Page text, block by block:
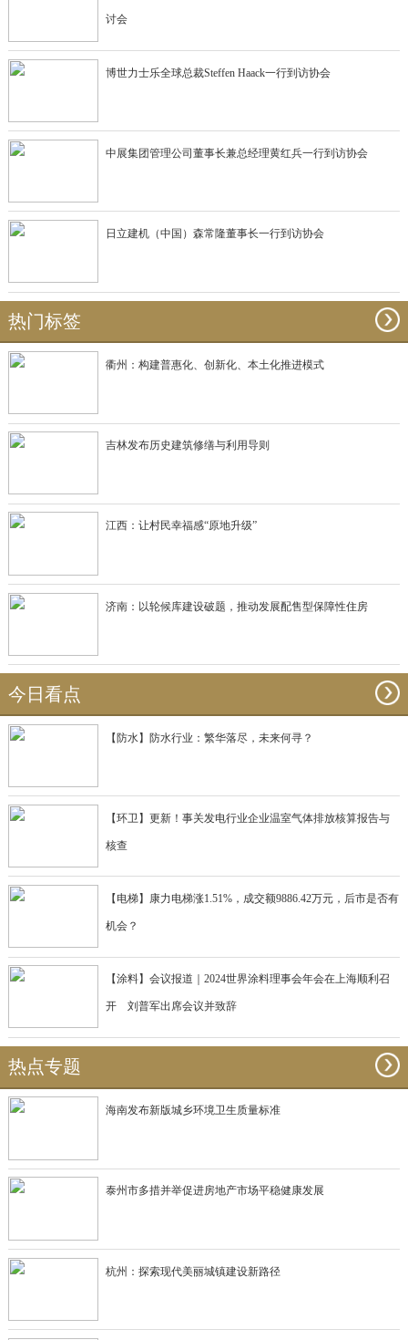
讨会
博世力士乐全球总裁Steffen Haack一行到访协会
中展集团管理公司董事长兼总经理黄红兵一行到访协会
日立建机（中国）森常隆董事长一行到访协会
热门标签
衢州：构建普惠化、创新化、本土化推进模式
吉林发布历史建筑修缮与利用导则
江西：让村民幸福感“原地升级”
济南：以轮候库建设破题，推动发展配售型保障性住房
今日看点
【防水】防水行业：繁华落尽，未来何寻？
【环卫】更新！事关发电行业企业温室气体排放核算报告与
核查
【电梯】康力电梯涨1.51%，成交额9886.42万元，后市是否有
机会？
【涂料】会议报道｜2024世界涂料理事会年会在上海顺利召
开 刘普军出席会议并致辞
热点专题
海南发布新版城乡环境卫生质量标准
泰州市多措并举促进房地产市场平稳健康发展
杭州：探索现代美丽城镇建设新路径